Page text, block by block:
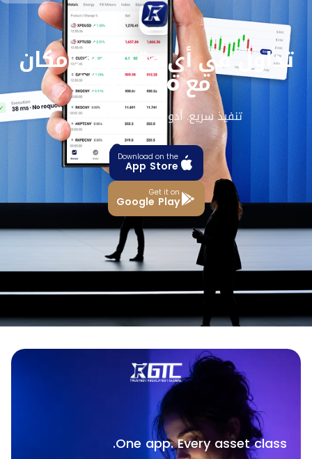
تداول في أي وقت وأي مكان
مع GTC Go
تنفيذ سريع. أدوات ذكية. تحكم كامل.
Download on the
App Store
Get it on
Google Play
One app. Every asset class.